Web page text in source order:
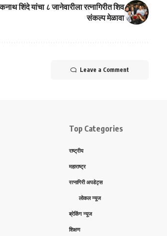
शिंदे यांचा ८ जानेवारीला रत्नागिरीत शिव
संकल्प मेळावा
Leave a Comment
Top Categories
राष्ट्रीय
महाराष्ट्र
रत्नागिरी अपडेट्स
लोकल न्यूज
ब्रेकिंग न्यूज
शिक्षण